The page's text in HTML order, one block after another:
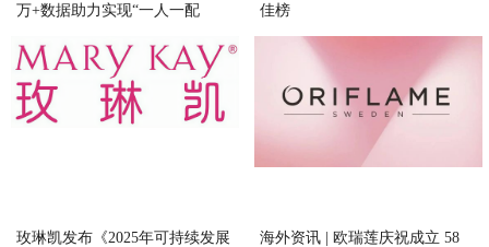
万+数据助力实现“一人一配
佳榜
玫琳凯发布《2025年可持续发展 海外资讯 | 欧瑞莲庆祝成立 58